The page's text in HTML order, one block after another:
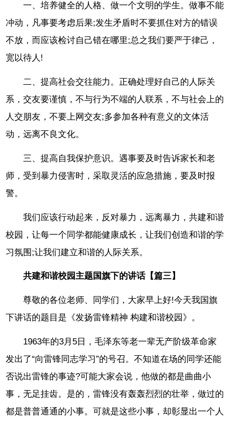
一、培养健全的人格、做一个文明的学生。做事不能
冲动，凡事要考虑后果;发生矛盾时不要抓住对方的错误
不放，而应该检讨自己错在哪里;总之我们要严于律己，
宽以待人!
二、提高社会交往能力。正确处理好自己的人际关
系，交友要谨慎，不与行为不端的人联系，不与社会上的
人交朋友，不要上网交友;多参加各种有意义的文体活
动，远离不良文化。
三、提高自我保护意识。遇事要及时告诉家长和老
师，受到暴力侵害时，采取灵活的应急措施，要及时报
警。
我们应该行动起来，反对暴力，远离暴力，共建和谐
校园，让每一个同学都能健康成长，让我们创造和谐的学
习氛围;让我们建立和谐的人际关系。
共建和谐校园主题国旗下的讲话【篇三】
尊敬的各位老师、同学们，大家早上好!今天我国旗
下讲话的题目是《发扬雷锋精神 构建和谐校园》。
1963年的3月5日，毛泽东等老一辈无产阶级革命家
发出了“向雷锋同志学习”的号召。不知道在场的同学还能
否说出雷锋的事迹?可能大家会说，他做的都是曲曲小
事，无足挂齿。是的，雷锋没有轰轰烈烈的壮举，做过的
都是普普通通的小事。可就是这些小事，却彰显出一个人